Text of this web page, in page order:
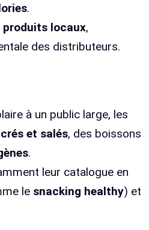
.
produits locaux,
des distributeurs.
à un public large, les
et salés, des boissons
.
leur catalogue en
le snacking healthy) et